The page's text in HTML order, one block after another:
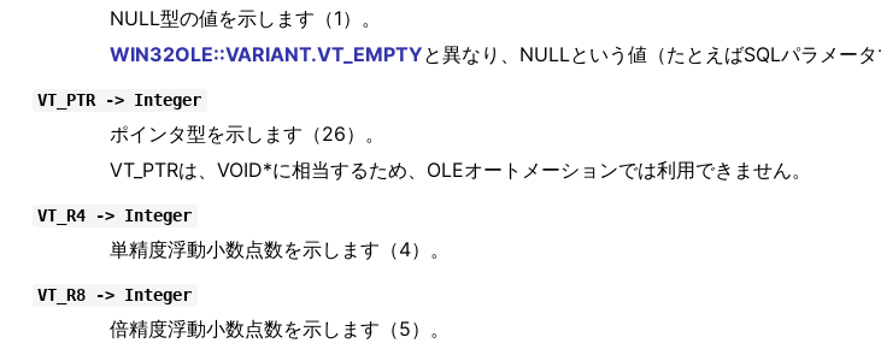
NULL型の値を示します（1）。
WIN32OLE::VARIANT.VT_EMPTYと異なり、NULLという値（たとえばSQLパラメー
VT_PTR -> Integer
ポインタ型を示します（26）。
VT_PTRは、VOID*に相当するため、OLEオートメーションでは利用できません。
VT_R4 -> Integer
単精度浮動小数点数を示します（4）。
VT_R8 -> Integer
倍精度浮動小数点数を示します（5）。